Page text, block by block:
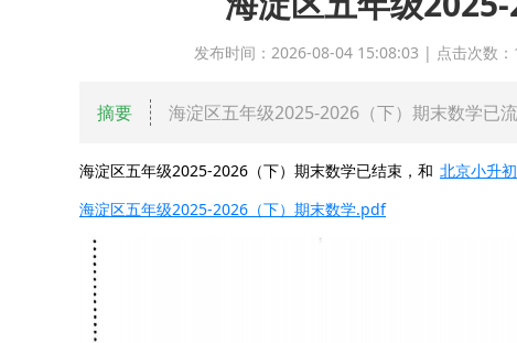
发布时间：2026-08-04 15:08:03 | 点击次数
摘要 海淀区五年级2025-2026（下）期末数学已
海淀区五年级2025-2026（下）期末数学已结束，和 北京小升
海淀区五年级2025-2026（下）期末数学.pdf